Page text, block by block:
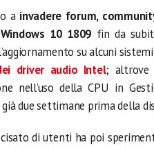
a invadere forum,
10 1809 fin da
su alcuni sistemi
driver audio Intel; altrove
nell’uso della CPU in
due settimane prima della
di utenti ha poi